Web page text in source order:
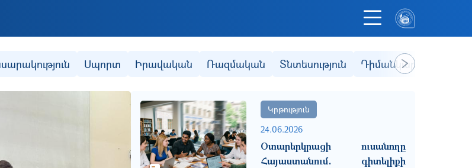
Սպորտ Իրավական Ռազմական Տնտեսություն Դիմանկար
Next
Կրթություն
24.06.2026
Օտարերկրացի ուսանողը
Հայաստանում. գիտելիքի